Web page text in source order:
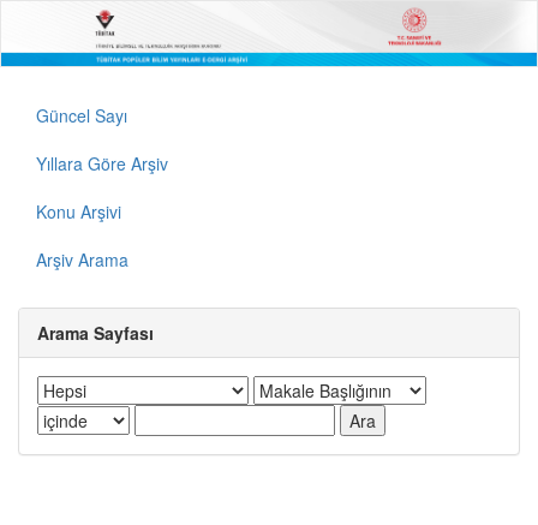
Güncel Sayı
Yıllara Göre Arşiv
Konu Arşivi
Arşiv Arama
Arama Sayfası